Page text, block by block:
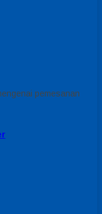
pemesanan